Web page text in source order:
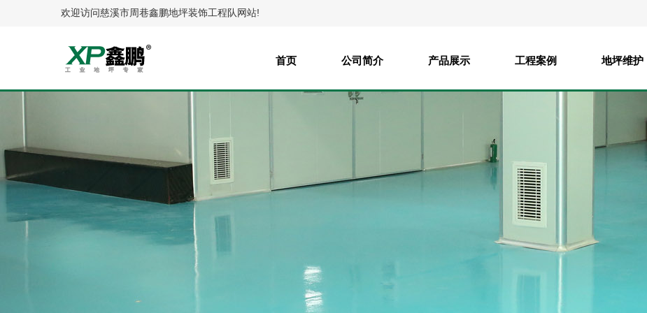
欢迎访问慈溪市周巷鑫鹏地坪装饰工程队网站!
首页 公司简介 产品展示 工程案例 地坪维护